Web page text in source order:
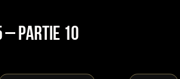
– Partie 10